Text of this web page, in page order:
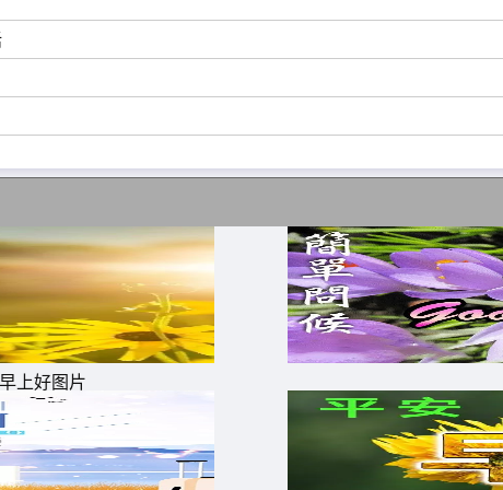
我恰好遇见你。
度过柴米油盐的岁月。
一次遇见你，一次走到底。
好的就是你。
因为遇见你之后最好的时光才开始。
了全世界。
后，结婚这件事我就没想过别人。
上好图片